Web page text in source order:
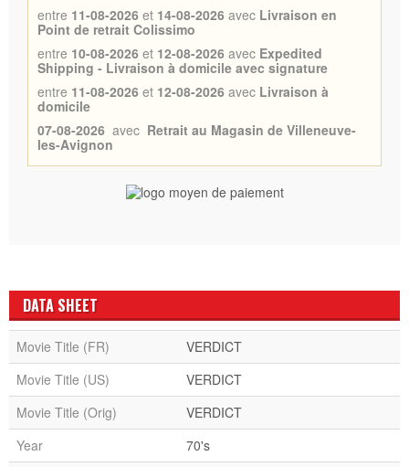
entre 11-08-2026 et 14-08-2026 avec Livraison en
Point de retrait Colissimo
entre 10-08-2026 et 12-08-2026 avec Expedited
Shipping - Livraison à domicile avec signature
entre 11-08-2026 et 12-08-2026 avec Livraison à
domicile
07-08-2026 avec Retrait au Magasin de Villeneuve-
les-Avignon
DATA SHEET
Movie Title (FR)
VERDICT
Movie Title (US)
VERDICT
Movie Title (Orig)
VERDICT
Year
70's